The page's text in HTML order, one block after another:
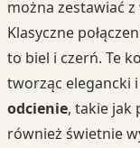
można zestawiać
Klasyczne
to biel i czerń. Te
tworząc elegancki
odcienie, takie jak
również świetnie